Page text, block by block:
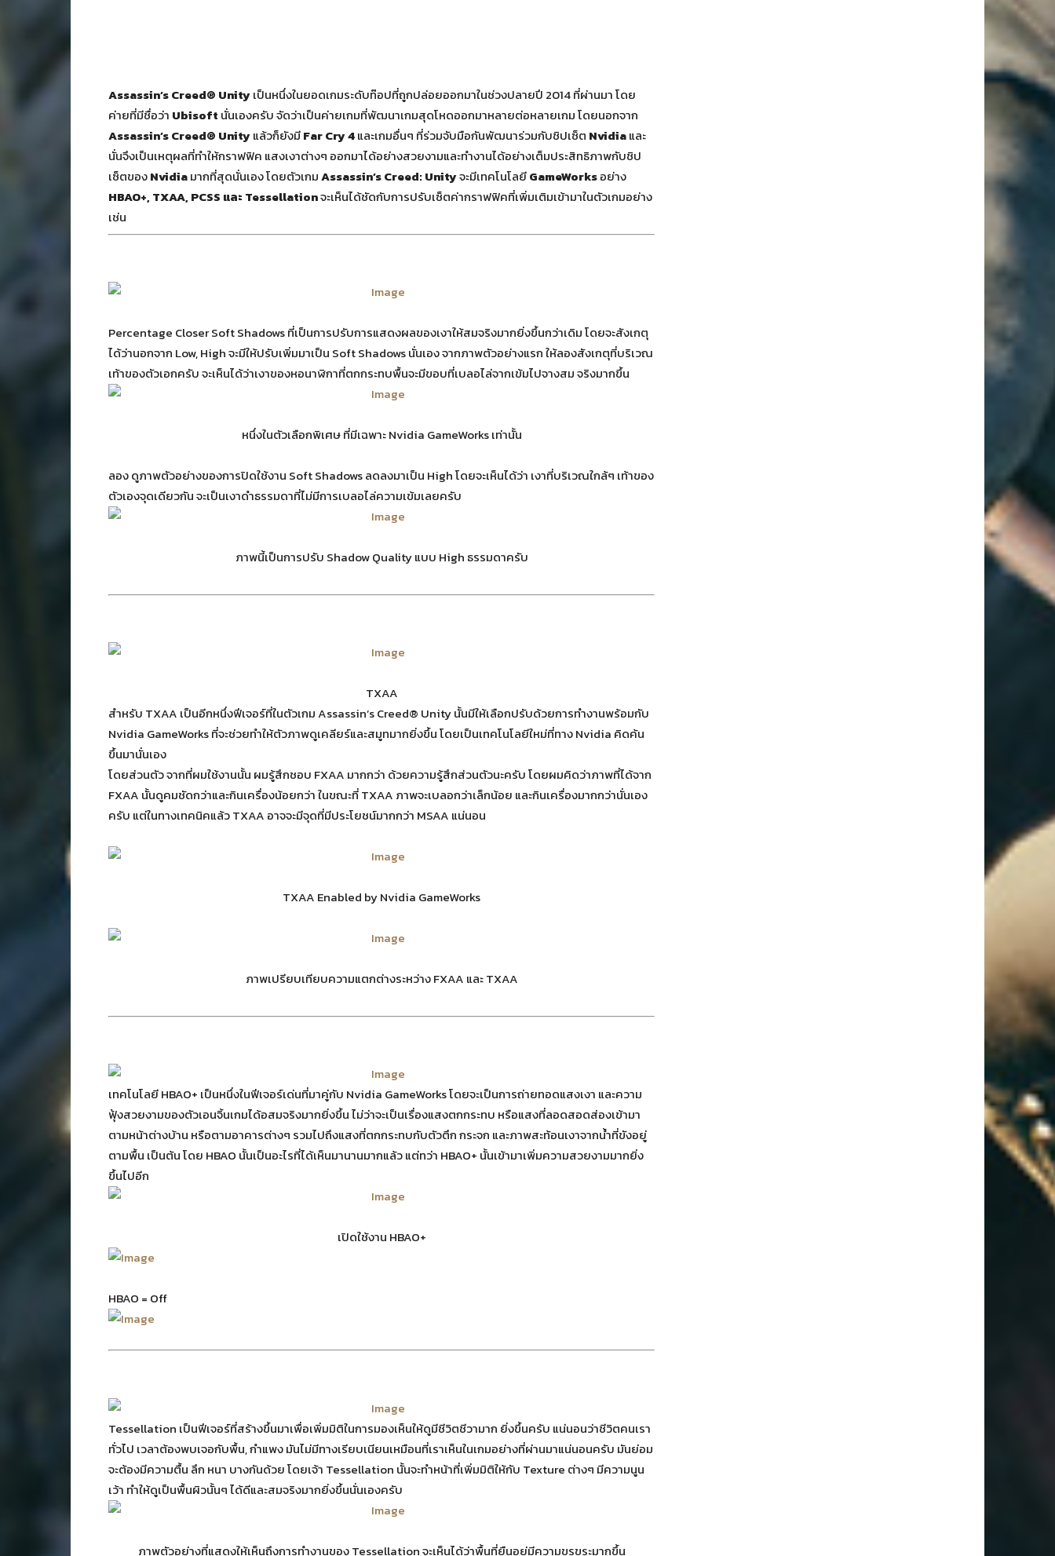
Assassin’s Creed® Unityเป็นหนึ่งในยอดเกมระดับท๊อปที่ถูกปล่อยออกมาในช่วงปลายปี 2014 ที่ผ่านมา โดย
ค่ายที่มีชื่อว่า Ubisoft นั่นเองครับ จัดว่าเป็นค่ายเกมที่พัฒนาเกมสุดโหดออกมาหลายต่อหลายเกม โดยนอกจาก
Assassin’s Creed® Unityแล้วก็ยังมีFar Cry 4และเกมอื่นๆ ที่ร่วมจับมือกันพัฒนาร่วมกับชิปเซ็ต Nvidiaและ
นั่นจึงเป็นเหตุผลที่ทำให้กราฟฟิค แสงเงาต่างๆ ออกมาได้อย่างสวยงามและทำงานได้อย่างเต็มประสิทธิภาพกับชิป
เซ็ตของNvidiaมากที่สุดนั่นเอง โดยตัวเกมAssassin’s Creed: UnityจะมีเทคโนโลยีGameWorksอย่าง
HBAO+, TXAA, PCSS และ Tessellationจะเห็นได้ชัดกับการปรับเซ็ตค่ากราฟฟิคที่เพิ่มเติมเข้ามาในตัวเกมอย่าง
เช่น
Percentage Closer Soft Shadows ที่เป็นการปรับการแสดงผลของเงาให้สมจริงมากยิ่งขึ้นกว่าเดิม โดยจะสังเกตุ
ได้ว่านอกจาก Low, High จะมีให้ปรับเพิ่มมาเป็น Soft Shadows นั่นเอง จากภาพตัวอย่างแรก ให้ลองสังเกตุที่บริเวณ
เท้าของตัวเอกครับ จะเห็นได้ว่าเงาของหอนาฬิกาที่ตกกระทบพื้นจะมีขอบที่เบลอไล่จากเข้มไปจางสม จริงมากขึ้น
หนึ่งในตัวเลือกพิเศษ ที่มีเฉพาะ Nvidia GameWorks เท่านั้น
ลอง ดูภาพตัวอย่างของการปิดใช้งาน Soft Shadows ลดลงมาเป็น High โดยจะเห็นได้ว่า เงาที่บริเวณใกล้ๆ เท้าของ
ตัวเองจุดเดียวกัน จะเป็นเงาดำธรรมดาที่ไม่มีการเบลอไล่ความเข้มเลยครับ
ภาพนี้เป็นการปรับ Shadow Quality แบบ High ธรรมดาครับ
TXAA
สำหรับ TXAA เป็นอีกหนึ่งฟีเจอร์ที่ในตัวเกม Assassin’s Creed® Unity นั้นมีให้เลือกปรับด้วยการทำงานพร้อมกับ
Nvidia GameWorks ที่จะช่วยทำให้ตัวภาพดูเคลียร์และสมูทมากยิ่งขึ้น โดยเป็นเทคโนโลยีใหม่ที่ทาง Nvidia คิดค้น
ขึ้นมานั่นเอง
โดยส่วนตัว จากที่ผมใช้งานนั้น ผมรู้สึกชอบ FXAA มากกว่า ด้วยความรู้สึกส่วนตัวนะครับ โดยผมคิดว่าภาพที่ได้จาก
FXAA นั้นดูคมชัดกว่าและกินเครื่องน้อยกว่า ในขณะที่ TXAA ภาพจะเบลอกว่าเล็กน้อย และกินเครื่องมากกว่านั่นเอง
ครับ แต่ในทางเทคนิคแล้ว TXAA อาจจะมีจุดที่มีประโยชน์มากกว่า MSAA แน่นอน
TXAA Enabled by Nvidia GameWorks
ภาพเปรียบเทียบความแตกต่างระหว่าง FXAA และ TXAA
เทคโนโลยี HBAO+ เป็นหนึ่งในฟีเจอร์เด่นที่มาคู่กับ Nvidia GameWorks โดยจะเป็นการถ่ายทอดแสงเงา และความ
ฟุ้งสวยงามของตัวเอนจิ้นเกมได้อสมจริงมากยิ่งขึ้น ไม่ว่าจะเป็นเรื่องแสงตกกระทบ หรือแสงที่ลอดสอดส่องเข้ามา
ตามหน้าต่างบ้าน หรือตามอาคารต่างๆ รวมไปถึงแสงที่ตกกระทบกับตัวตึก กระจก และภาพสะท้อนเงาจากน้ำที่ขังอยู่
ตามพื้น เป็นต้น โดย HBAO นั้นเป็นอะไรที่ได้เห็นมานานมากแล้ว แต่ทว่า HBAO+ นั้นเข้ามาเพิ่มความสวยงามมากยิ่ง
ขึ้นไปอีก
เปิดใช้งาน HBAO+
HBAO = Off
Tessellation เป็นฟีเจอร์ที่สร้างขึ้นมาเพื่อเพิ่มมิติในการมองเห็นให้ดูมีชีวิตชีวามาก ยิ่งขึ้นครับ แน่นอนว่าชีวิตคนเรา
ทั่วไป เวลาต้องพบเจอกับพื้น, กำแพง มันไม่มีทางเรียบเนียนเหมือนที่เราเห็นในเกมอย่างที่ผ่านมาแน่นอนครับ มันย่อม
จะต้องมีความตื้น ลึก หนา บางกันด้วย โดยเจ้า Tessellation นั้นจะทำหน้าที่เพิ่มมิติให้กับ Texture ต่างๆ มีความนูน
เว้า ทำให้ดูเป็นพื้นผิวนั้นๆ ได้ดีและสมจริงมากยิ่งขึ้นนั่นเองครับ
ภาพตัวอย่างที่แสดงให้เห็นถึงการทำงานของ Tessellation จะเห็นได้ว่าพื้นที่ยืนอยู่มีความขรุขระมากขึ้น